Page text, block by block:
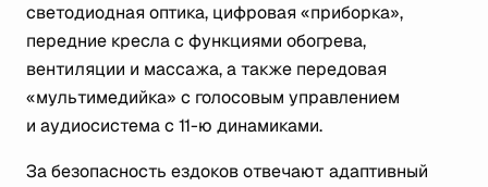
светодиодная оптика, цифровая «приборка»,
передние кресла с функциями обогрева,
вентиляции и массажа, а также передовая
«мультимедийка» с голосовым управлением
и аудиосистема с 11-ю динамиками.
За безопасность ездоков отвечают адаптивный